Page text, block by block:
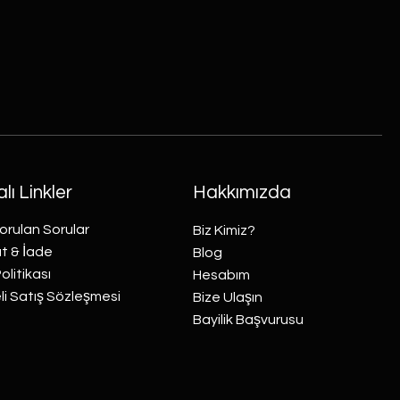
Linkler
Sorular
& İade
Satış Sözleşmesi
Hakkımızda
Biz Kimiz?
Blog
Hesabım
Bize Ulaşın
Bayilik Başvurusu